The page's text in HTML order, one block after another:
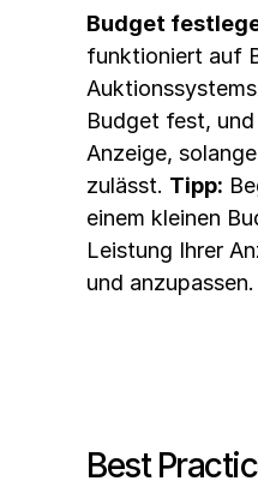
Budget
funktioniert auf
Budget fest,
Anzeige,
zulässt. Tipp:
einem kleinen
Leistung Ihrer
und anzupassen.
Best